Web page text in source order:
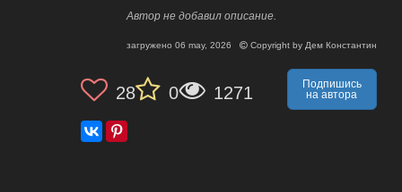
Автор не добавил описание.
загружено 06 may, 2026 Copyright by Дем Константин
28 0 1271
Подпишись
на автора